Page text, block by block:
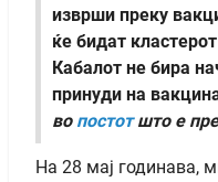
изврши преку
ќе бидат
Кабалот не бира
принуди на
вопостотшто е
На 28 мај годинава,